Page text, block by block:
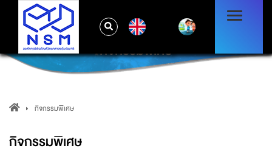
กิจกรรมพิเศษ
กิจกรรมพิเศษ
กิจกรรมพิเศษ